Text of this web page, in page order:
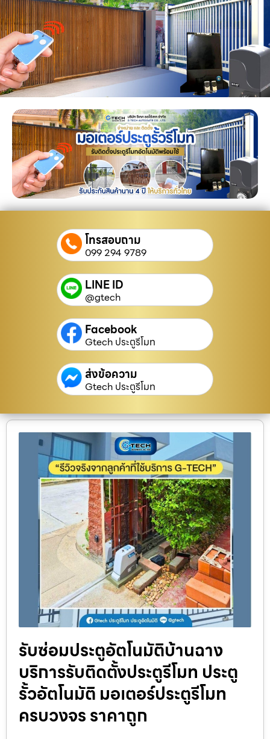
โทรสอบถาม
099 294 9789
LINE ID
@gtech
Facebook
Gtech ประตูรีโมท
ส่งข้อความ
Gtech ประตูรีโมท
รับซ่อมประตูอัตโนมัติบ้านฉาง
บริการรับติดตั้งประตูรีโมท ประตู
รั้วอัตโนมัติ มอเตอร์ประตูรีโมท
ครบวงจร ราคาถูก